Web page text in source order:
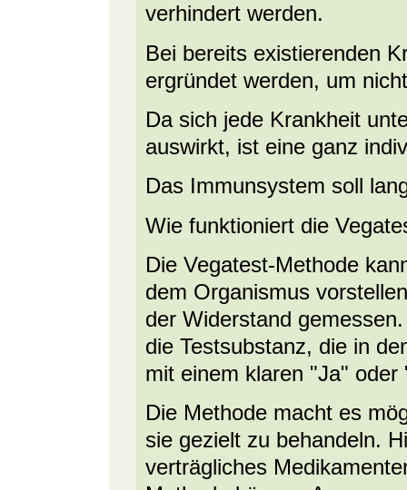
verhindert werden.
Bei bereits existierenden
ergründet werden, um
Da sich jede Krankheit
auswirkt, ist eine ganz
Das Immunsystem soll
Wie funktioniert die
Die Vegatest-Methode
dem Organismus
der Widerstand
die Testsubstanz, die in
mit einem klaren "Ja" oder
Die Methode macht es
sie gezielt zu behandeln.
verträgliches